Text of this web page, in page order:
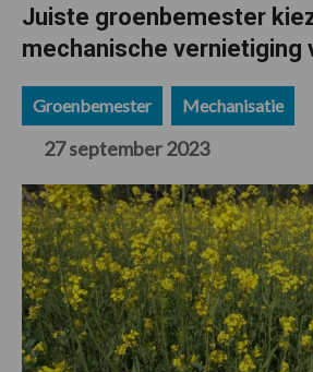
Juiste groenbemester
mechanische vernietiging
Groenbemester Mechanisatie
27 september 2023